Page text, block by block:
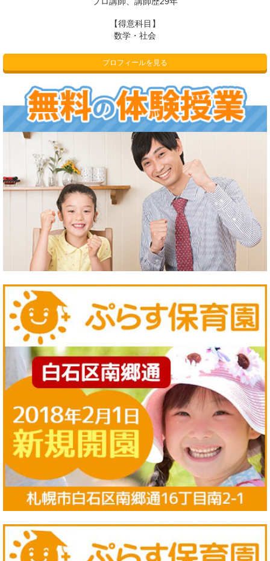
【得意科目】
数学・社会
プロフィールを見る